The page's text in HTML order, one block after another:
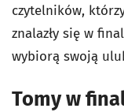
czytelników,
znalazły się w
wybiorą swoją
Tomy w